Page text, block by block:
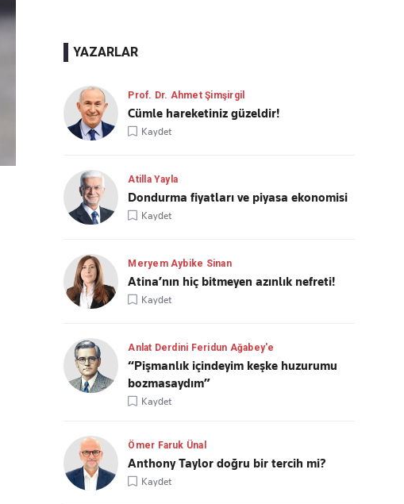
YAZARLAR
Prof. Dr. Ahmet Şimşirgil
Cümle hareketiniz güzeldir!
Kaydet
Atilla Yayla
Dondurma fiyatları ve piyasa ekonomisi
Kaydet
Meryem Aybike Sinan
Atina’nın hiç bitmeyen azınlık nefreti!
Kaydet
Anlat Derdini Feridun Ağabey'e
“Pişmanlık içindeyim keşke huzurumu
bozmasaydım”
Kaydet
Ömer Faruk Ünal
Anthony Taylor doğru bir tercih mi?
Kaydet